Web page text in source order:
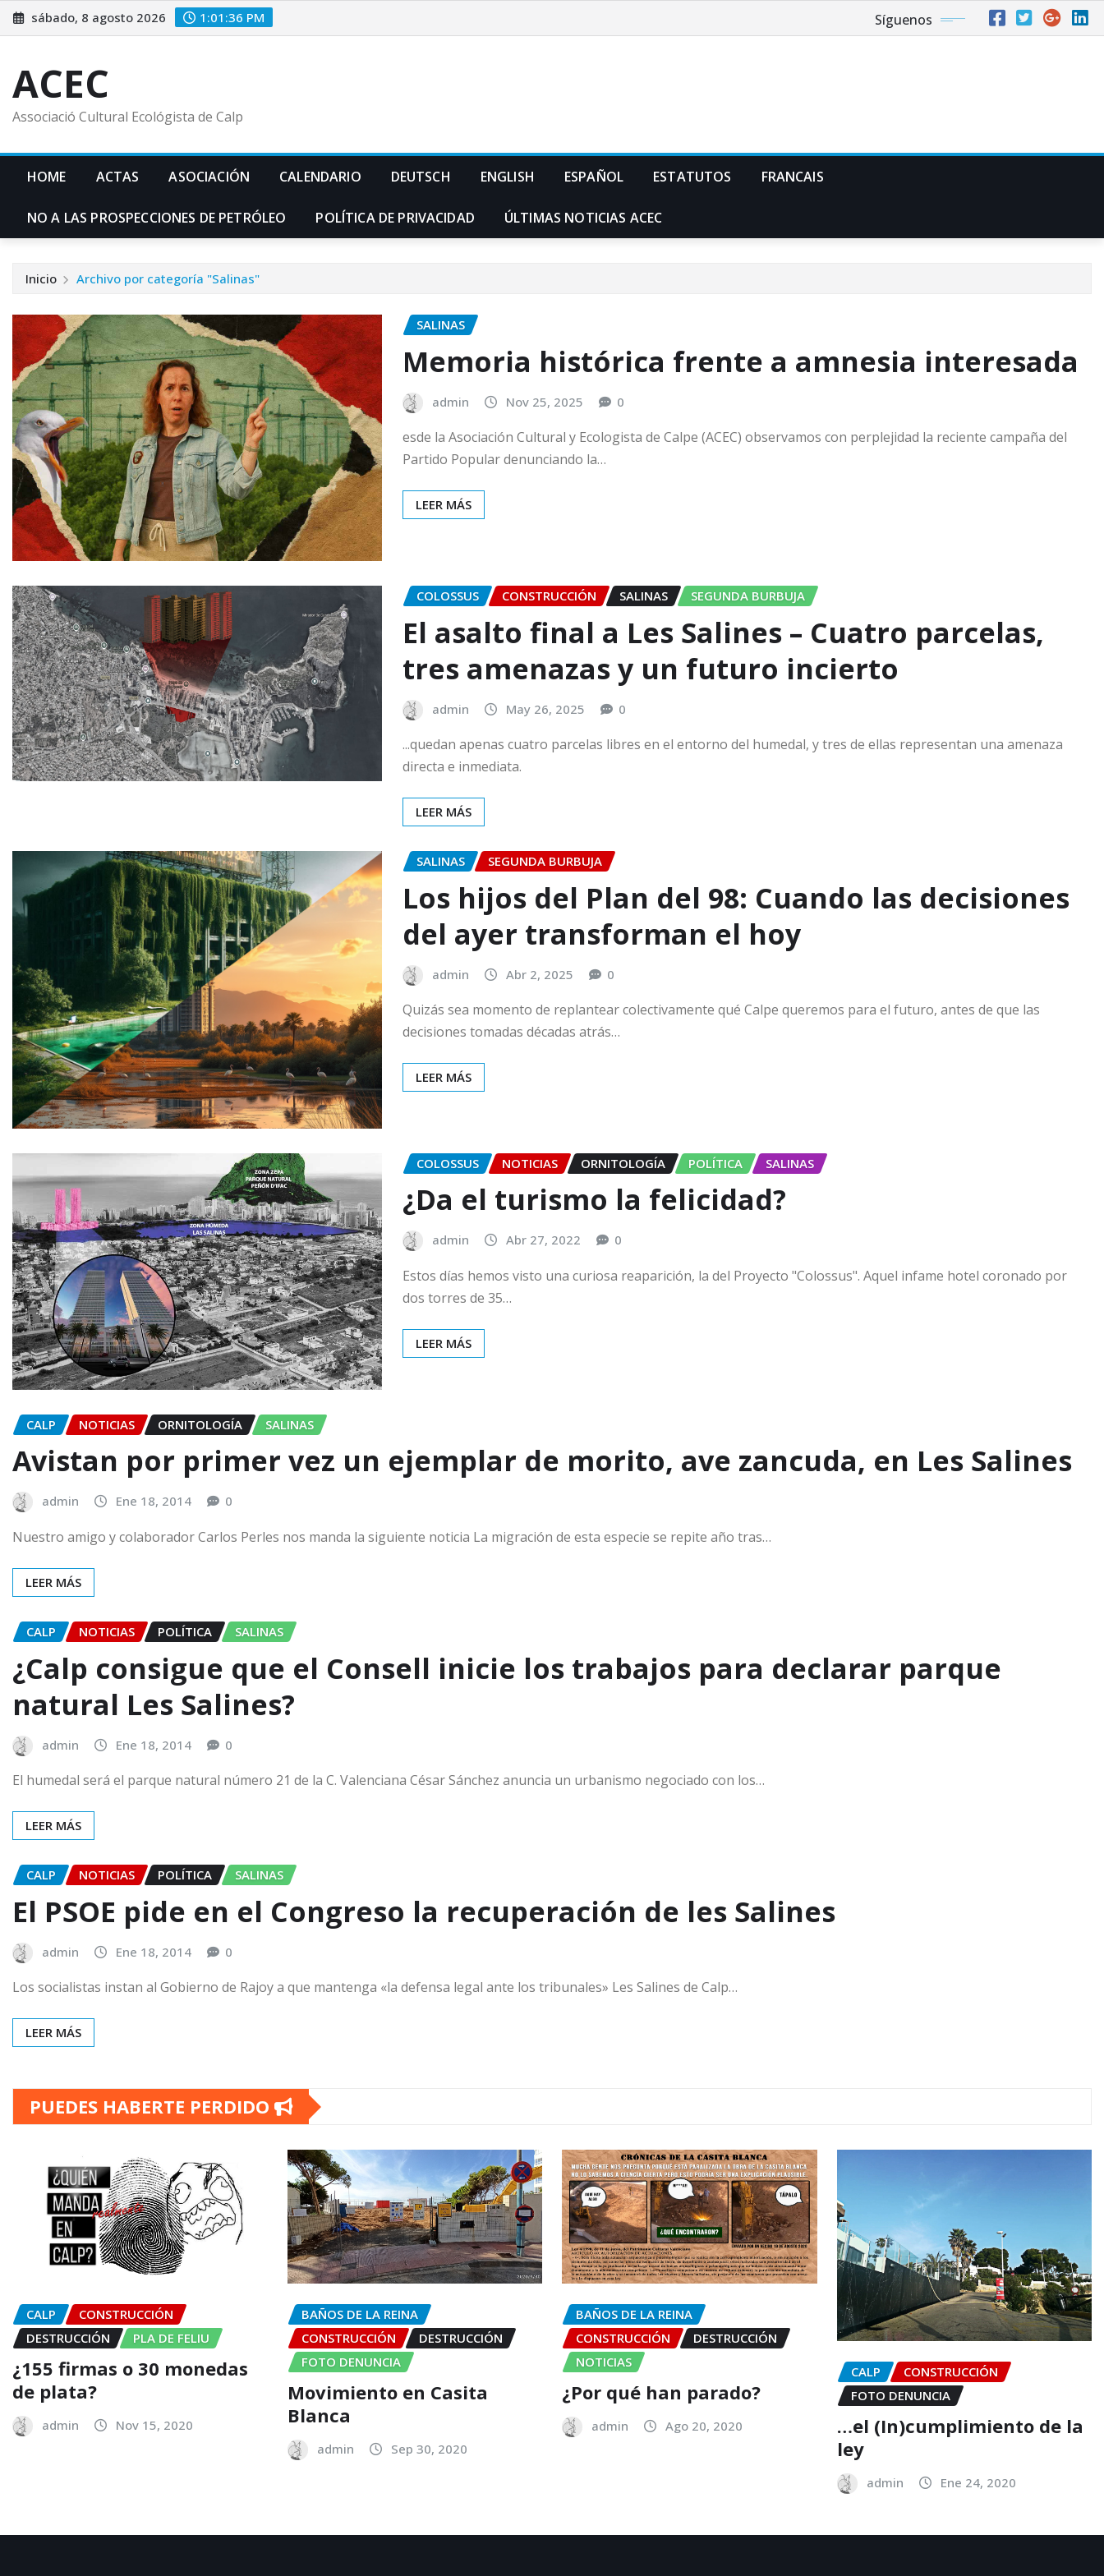
Saltar
al
sábado, 8 agosto 2026 1:01:37 PM Síguenos
ACEC
Associació Cultural Ecológista de Calp
HOME ACTAS ASOCIACIÓN CALENDARIO DEUTSCH ENGLISH ESPAÑOL ESTATUTOS FRANCAIS
NO A LAS PROSPECCIONES DE PETRÓLEO POLÍTICA DE PRIVACIDAD ÚLTIMAS NOTICIAS ACEC
Inicio Archivo por categoría "Salinas"
SALINAS
Memoria histórica frente a amnesia interesada
admin Nov 25, 2025 0
esde la Asociación Cultural y Ecologista de Calpe (ACEC) observamos con perplejidad la reciente campaña del
Partido Popular denunciando la…
LEER MÁS
COLOSSUS CONSTRUCCIÓN SALINAS SEGUNDA BURBUJA
El asalto final a Les Salines – Cuatro parcelas,
tres amenazas y un futuro incierto
admin May 26, 2025 0
...quedan apenas cuatro parcelas libres en el entorno del humedal, y tres de ellas representan una amenaza
directa e inmediata.
LEER MÁS
SALINAS SEGUNDA BURBUJA
Los hijos del Plan del 98: Cuando las decisiones
del ayer transforman el hoy
admin Abr 2, 2025 0
Quizás sea momento de replantear colectivamente qué Calpe queremos para el futuro, antes de que las
decisiones tomadas décadas atrás…
LEER MÁS
COLOSSUS NOTICIAS ORNITOLOGÍA POLÍTICA SALINAS
¿Da el turismo la felicidad?
admin Abr 27, 2022 0
Estos días hemos visto una curiosa reaparición, la del Proyecto "Colossus". Aquel infame hotel coronado por
dos torres de 35…
LEER MÁS
CALP NOTICIAS ORNITOLOGÍA SALINAS
Avistan por primer vez un ejemplar de morito, ave zancuda, en Les Salines
admin Ene 18, 2014 0
Nuestro amigo y colaborador Carlos Perles nos manda la siguiente noticia La migración de esta especie se repite año tras…
LEER MÁS
CALP NOTICIAS POLÍTICA SALINAS
¿Calp consigue que el Consell inicie los trabajos para declarar parque
natural Les Salines?
admin Ene 18, 2014 0
El humedal será el parque natural número 21 de la C. Valenciana César Sánchez anuncia un urbanismo negociado con los…
LEER MÁS
CALP NOTICIAS POLÍTICA SALINAS
El PSOE pide en el Congreso la recuperación de les Salines
admin Ene 18, 2014 0
Los socialistas instan al Gobierno de Rajoy a que mantenga «la defensa legal ante los tribunales» Les Salines de Calp…
LEER MÁS
PUEDES HABERTE PERDIDO
CALP
CONSTRUCCIÓN
DESTRUCCIÓN
PLA DE FELIU
¿155 firmas o 30 monedas
de plata?
admin Nov 15, 2020
BAÑOS DE LA REINA
CONSTRUCCIÓN
DESTRUCCIÓN
FOTO DENUNCIA
Movimiento en Casita
Blanca
admin Sep 30, 2020
BAÑOS DE LA REINA
CONSTRUCCIÓN
DESTRUCCIÓN
NOTICIAS
¿Por qué han parado?
admin Ago 20, 2020
CALP
CONSTRUCCIÓN
FOTO DENUNCIA
…el (In)cumplimiento de la
ley
admin Ene 24, 2020